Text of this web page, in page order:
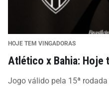
HOJE TEM VINGADORAS
Atlético x Bahia: Hoje
Jogo válido pela 15ª